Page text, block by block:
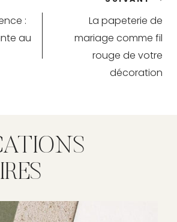
:
au
La papeterie de
mariage comme fil
rouge de votre
décoration